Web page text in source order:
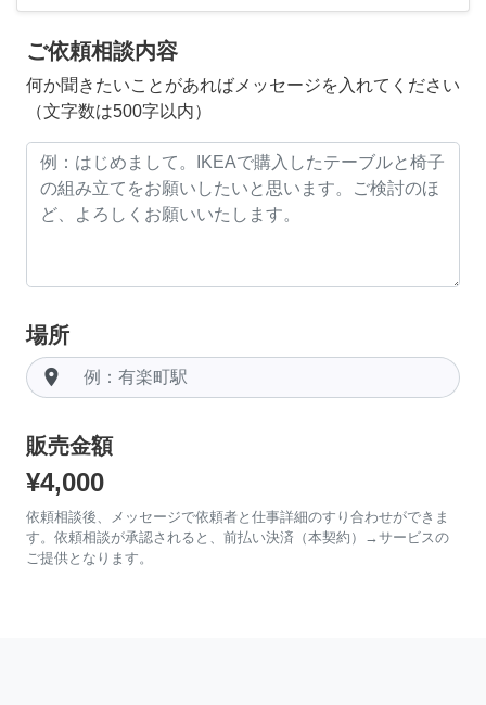
ご依頼相談内容
何か聞きたいことがあればメッセージを入れてください
（文字数は500字以内）
場所
room
販売金額
¥4,000
依頼相談後、メッセージで依頼者と仕事詳細のすり合わせができま
す。依頼相談が承認されると、前払い決済（本契約）→サービスの
ご提供となります。